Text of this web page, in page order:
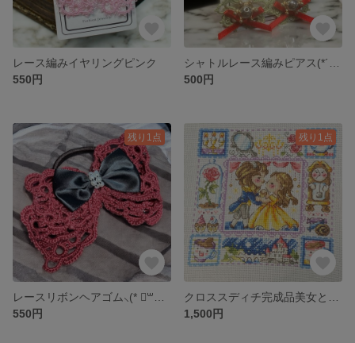
レース編みイヤリングピンク
550円
500円
残り1点
550円
残り1点
1,500円